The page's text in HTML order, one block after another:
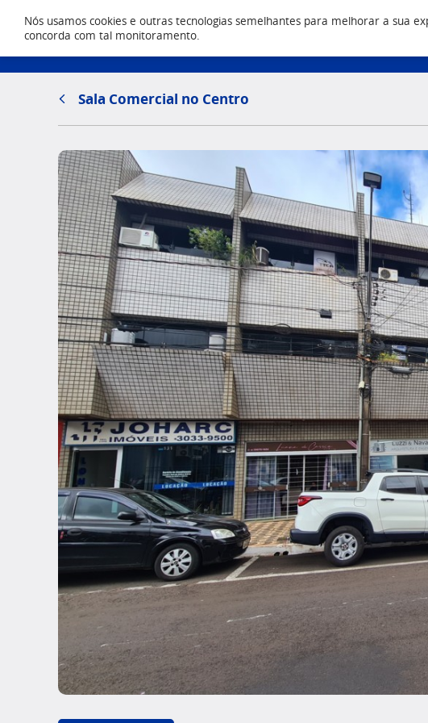
Locação
Sala Comercial no Centro
Nós usamos cookies e outras tecnologias semelhantes para melhorar a sua
concorda com tal monitoramento.